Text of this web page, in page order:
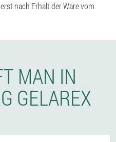
nach Erhalt der Ware vom
MAN IN
GELAREX